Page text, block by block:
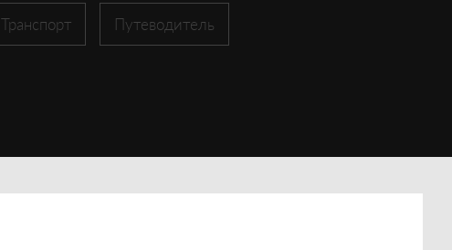
Транспорт Путеводитель